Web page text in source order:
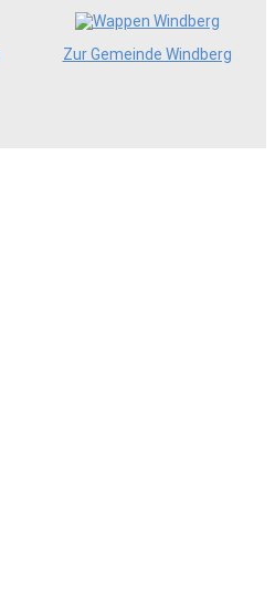
Zur Gemeinde Windberg